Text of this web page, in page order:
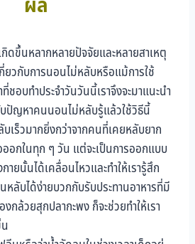
ดขึ้นหลากหลายปัจจัยและหลายสาเหตุ
ยวกับการนอนไม่หลับหรือแม้การใช้
อบทำประจำวันวันนี้เราจึงจะมาแนะนำ
ปัญหาคนนอนไม่หลับรู้แล้วใช้วิธีนี้
เร็วมากยิ่งกว่าจากคนที่เคยหลับยาก
อกในทุก ๆ วัน แต่จะเป็นการออกแบบ
ายนั้นได้เคลื่อนไหวและทำให้เรารู้สึก
ลับได้ง่ายบวกกับรับประทานอาหารที่มี
กล้วยสุกปลากะพง ก็จะช่วยทำให้เรา